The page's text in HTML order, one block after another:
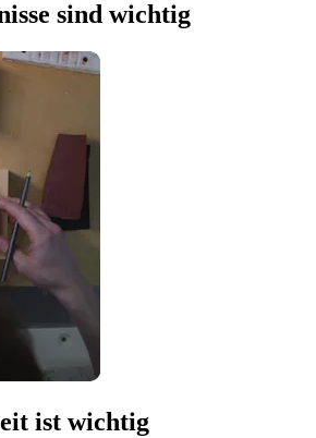
sind wichtig
ist wichtig